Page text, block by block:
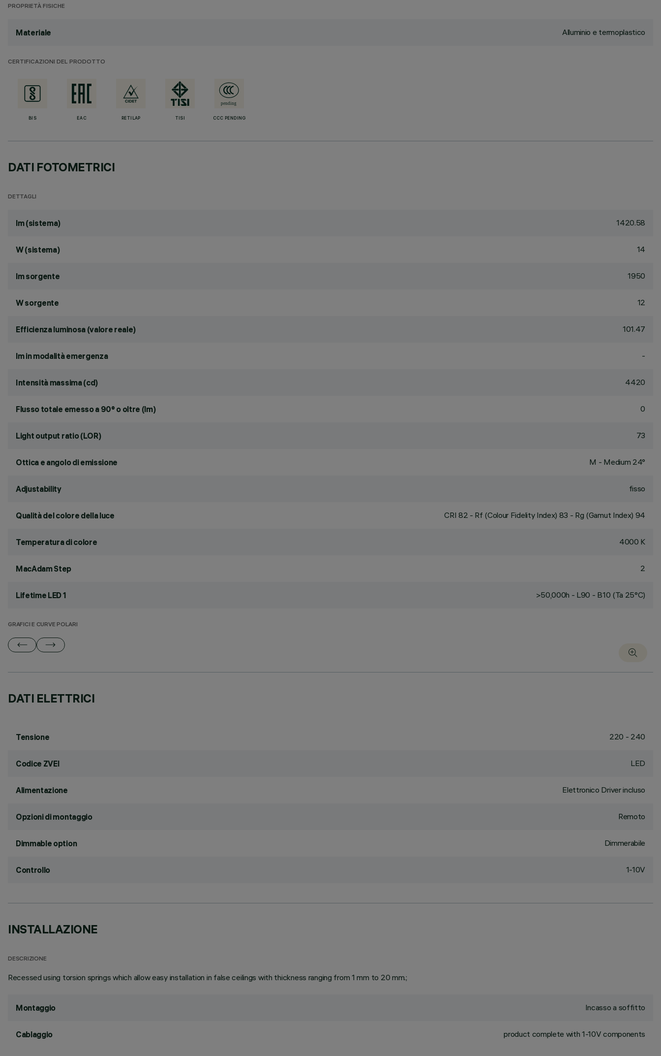
PROPRIETÀ FISICHE
Materiale Alluminio e termoplastico
CERTIFICAZIONI DEL PRODOTTO
BIS EAC RETILAP TISI CCC PENDING
DATI FOTOMETRICI
DETTAGLI
lm (sistema) 1420.58
W (sistema) 14
lm sorgente 1950
W sorgente 12
Efficienza luminosa (valore reale) 101.47
lm in modalità emergenza -
Intensità massima (cd) 4420
Flusso totale emesso a 90° o oltre (lm) 0
Light output ratio (LOR) 73
Ottica e angolo di emissione M - Medium 24°
Adjustability fisso
Qualità del colore della luce CRI 82 - Rf (Colour Fidelity Index) 83 - Rg (Gamut Index) 94
Temperatura di colore 4000 K
MacAdam Step 2
Lifetime LED 1 >50,000h - L90 - B10 (Ta 25°C)
GRAFICI E CURVE POLARI
DATI ELETTRICI
Tensione 220 - 240
Codice ZVEI LED
Alimentazione Elettronico Driver incluso
Opzioni di montaggio Remoto
Dimmable option Dimmerabile
Controllo 1-10V
INSTALLAZIONE
DESCRIZIONE
Recessed using torsion springs which allow easy installation in false ceilings with thickness ranging from 1 mm to 20 mm.;
Montaggio Incasso a soffitto
Cablaggio product complete with 1-10V components